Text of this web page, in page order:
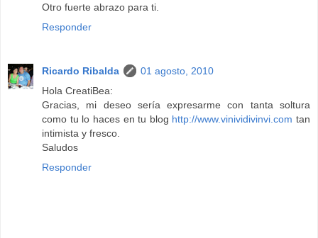
Otro fuerte abrazo para ti.
Responder
Ricardo Ribalda
01 agosto, 2010
Hola CreatiBea:
Gracias, mi deseo sería expresarme con tanta soltura
como tu lo haces en tu blog http://www.vinividivinvi.com tan
intimista y fresco.
Saludos
Responder